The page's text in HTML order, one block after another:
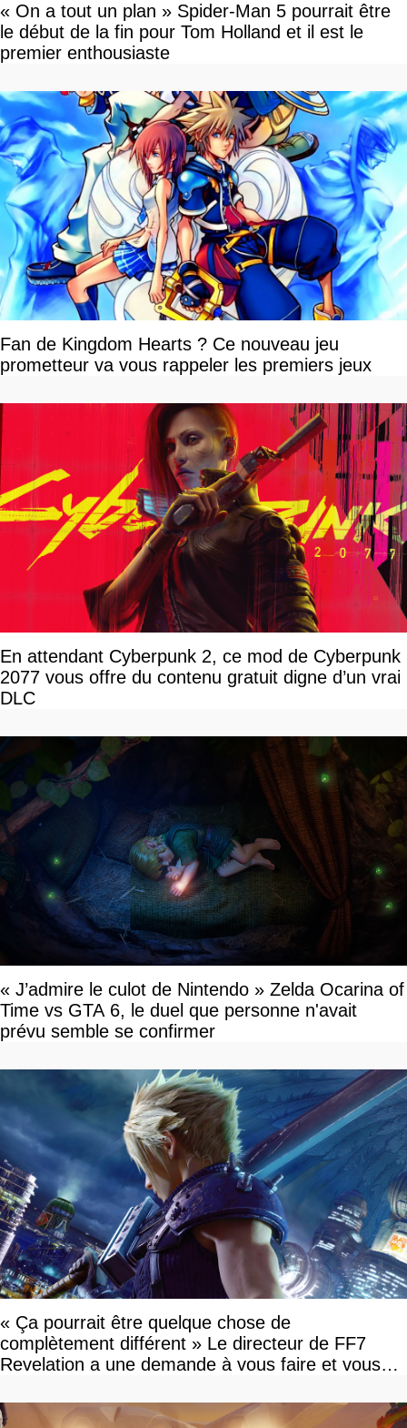
« On a tout un plan » Spider-Man 5 pourrait être
le début de la fin pour Tom Holland et il est le
premier enthousiaste
Fan de Kingdom Hearts ? Ce nouveau jeu
prometteur va vous rappeler les premiers jeux
En attendant Cyberpunk 2, ce mod de Cyberpunk
2077 vous offre du contenu gratuit digne d’un vrai
DLC
« J’admire le culot de Nintendo » Zelda Ocarina of
Time vs GTA 6, le duel que personne n'avait
prévu semble se confirmer
« Ça pourrait être quelque chose de
complètement différent » Le directeur de FF7
Revelation a une demande à vous faire et vous